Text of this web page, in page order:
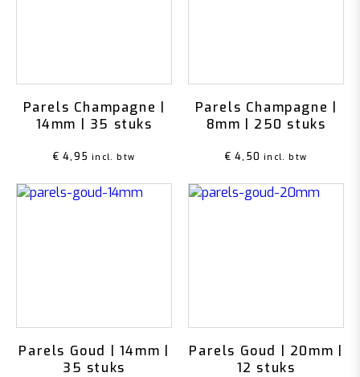
Parels Champagne |
14mm | 35 stuks
€ 4,95 incl. btw
Parels Champagne |
8mm | 250 stuks
€ 4,50 incl. btw
Parels Goud | 14mm |
35 stuks
Parels Goud | 20mm |
12 stuks